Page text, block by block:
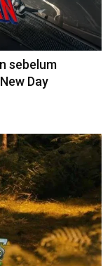
sebelum
Day